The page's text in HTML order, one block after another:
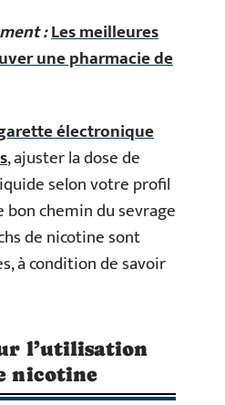
:Les meilleures
une pharmacie de
électronique
, ajuster la dose de
selon votre profil
bon chemin du sevrage
de nicotine sont
à condition de savoir
l’utilisation
nicotine